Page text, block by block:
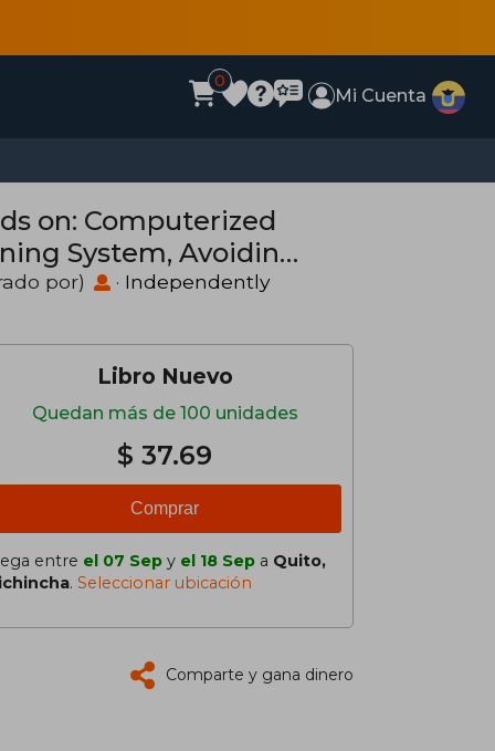
0
Mi Cuenta
on: Computerized
System, Avoiding
por) · Independently
Libro Nuevo
Quedan más de 100 unidades
$ 37.69
Comprar
entre el 07 Sep y el 18 Sep a Quito,
. Seleccionar ubicación
Comparte y gana dinero